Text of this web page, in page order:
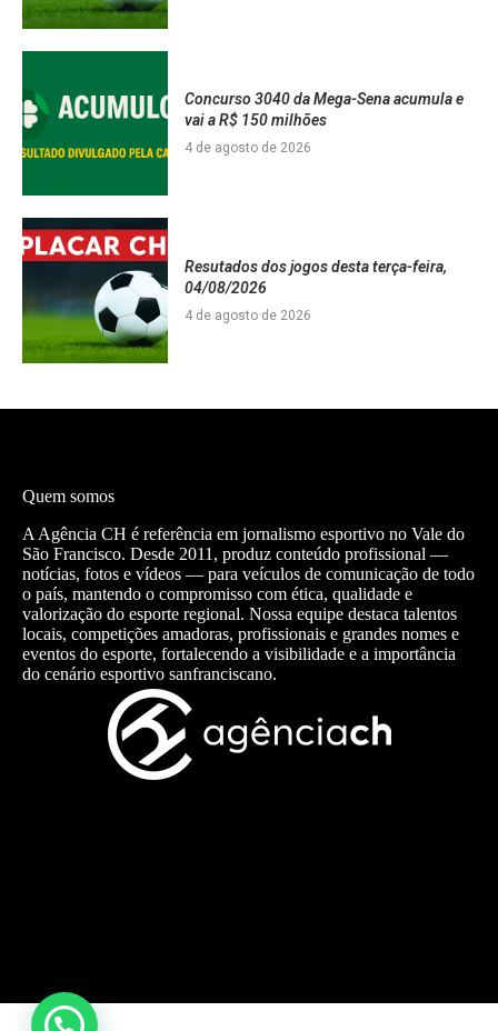
Concurso 3040 da Mega-Sena acumula e
vai a R$ 150 milhões
4 de agosto de 2026
Resutados dos jogos desta terça-feira,
04/08/2026
4 de agosto de 2026
Quem somos
A Agência CH é referência em jornalismo esportivo no Vale do
São Francisco. Desde 2011, produz conteúdo profissional —
notícias, fotos e vídeos — para veículos de comunicação de todo
o país, mantendo o compromisso com ética, qualidade e
valorização do esporte regional. Nossa equipe destaca talentos
locais, competições amadoras, profissionais e grandes nomes e
eventos do esporte, fortalecendo a visibilidade e a importância
do cenário esportivo sanfranciscano.